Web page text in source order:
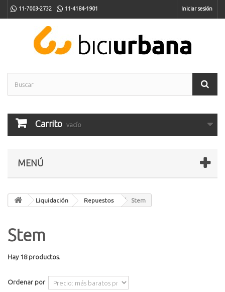
11-7003-2732 11-4184-1901 Iniciar sesión
Carrito vacío
MENÚ
Liquidación Repuestos Stem
Stem
Hay 18 productos.
Ordenar por